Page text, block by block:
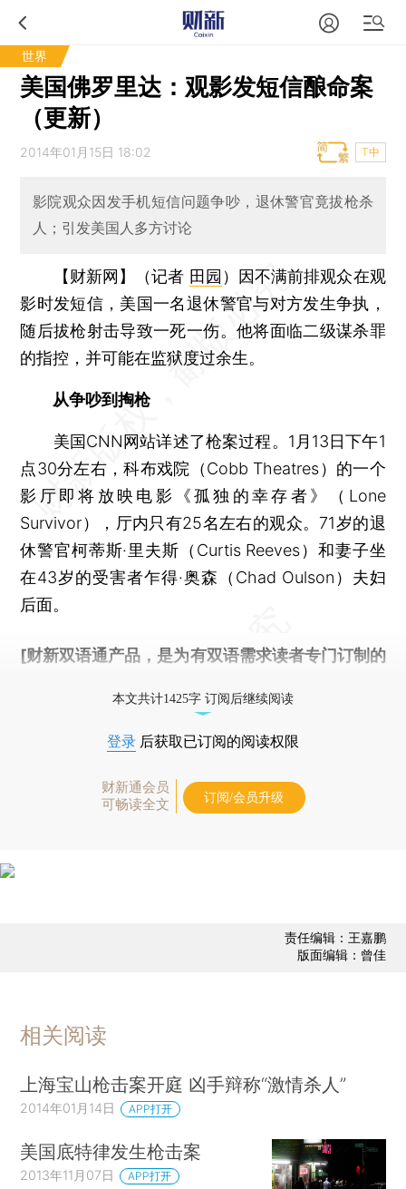
世界
美国佛罗里达：观影发短信酿命案
（更新）
2014年01月15日 18:02 T中
影院观众因发手机短信问题争吵，退休警官竟拔枪杀
人；引发美国人多方讨论
【财新网】（记者 田园 ）
因不满前排观众在观
影时发短信，美国一名退休警官与对方发生争执，
随后拔枪射击导致一死一伤。他将面临二级谋杀罪
的指控，并可能在监狱度过余生。
从争吵到掏枪
美国CNN网站详述了枪案过程。1月13日下午1
点30分左右，科布戏院（Cobb Theatres）的一个
影厅即将放映电影《孤独的幸存者》（Lone
Survivor），厅内只有25名左右的观众。71岁的退
休警官柯蒂斯·里夫斯（Curtis Reeves）和妻子坐
在43岁的受害者乍得·奥森（Chad Oulson）夫妇
后面。
[财新双语通产品，是为有双语需求读者专门订制的
本文共计1425字 订阅后继续阅读
登录 后获取已订阅的阅读权限
财新通会员
可畅读全文
订阅/会员升级
责任编辑：王嘉鹏
版面编辑：曾佳
相关阅读
上海宝山枪击案开庭 凶手辩称“激情杀人”
2014年01月14日 APP打开
美国底特律发生枪击案
2013年11月07日 APP打开